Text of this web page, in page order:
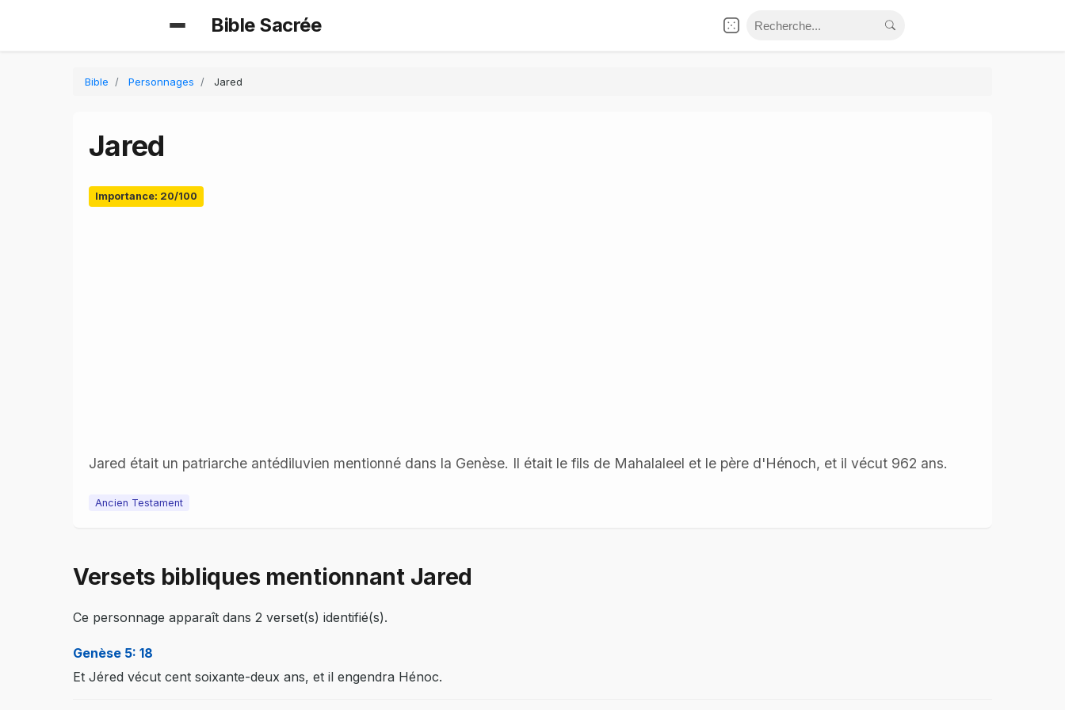
Bible Sacrée
Bible Personnages Jared
Jared
Importance: 20/100
Jared était un patriarche antédiluvien mentionné dans la Genèse. Il était le fils de Mahalaleel et le père d'Hénoch, et il vécut 962 ans.
Ancien Testament
Versets bibliques mentionnant Jared
Ce personnage apparaît dans 2 verset(s) identifié(s).
Genèse 5: 18
Et Jéred vécut cent soixante-deux ans, et il engendra Hénoc.